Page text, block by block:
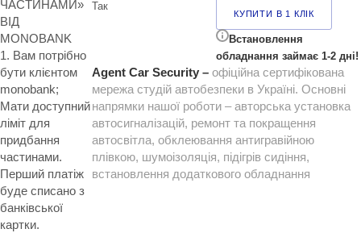
ЧАСТИНАМИ»
ВІД
MONOBANK
1. Вам потрібно
бути клієнтом
monobank;
Мати доступний
ліміт для
придбання
частинами.
Перший платіж
буде списано з
банківської
картки.
Так
КУПИТИ В 1 КЛІК
Встановлення
обладнання займає 1-2 дні!
Agent Car Security – офіційна сертифікована
мережа студій автобезпеки в Україні. Основні
напрямки нашої роботи – авторська установка
автосигналізацій, ремонт та покращення
автосвітла, обклеювання антигравійною
плівкою, шумоізоляція, підігрів сидіння,
встановлення додаткового обладнання